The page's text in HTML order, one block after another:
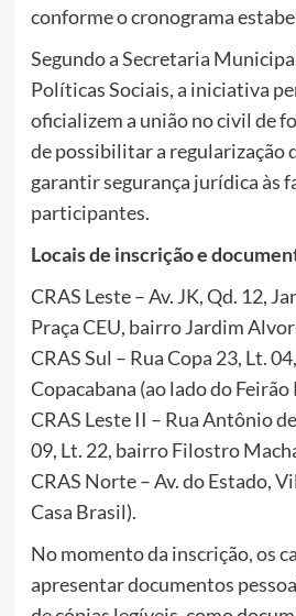
conforme o cronograma
Segundo a Secretaria
Políticas Sociais, a iniciativa
oficializem a união no civil de
de possibilitar a regularização
garantir segurança jurídica às
participantes.
Locais de inscrição e
CRAS Leste – Av. JK, Qd. 12,
Praça CEU, bairro Jardim
CRAS Sul – Rua Copa 23, Lt.
Copacabana (ao lado do Feirão
CRAS Leste II – Rua Antônio
09, Lt. 22, bairro Filostro
CRAS Norte – Av. do Estado,
Casa Brasil).
No momento da inscrição, os
apresentar documentos